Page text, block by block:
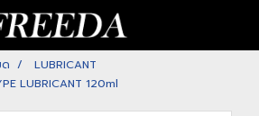
LUBRICANT
LUBRICANT 120ml